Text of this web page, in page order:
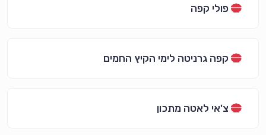
פולי קפה
קפה גרניטה לימי הקיץ החמים
צ'אי לאטה מתכון